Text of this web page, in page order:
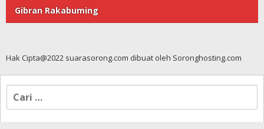
Gibran Rakabuming
Hak Cipta@2022 suarasorong.com dibuat oleh Soronghosting.com
Cari
untuk: